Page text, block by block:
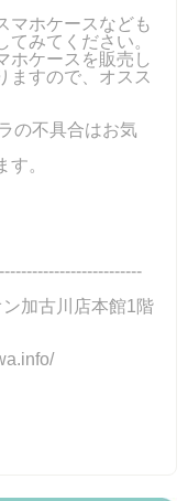
マホケースなども
みてください。
ホケースを販売し
ますので、オスス
の不具合はお気
。
加古川店本館1階